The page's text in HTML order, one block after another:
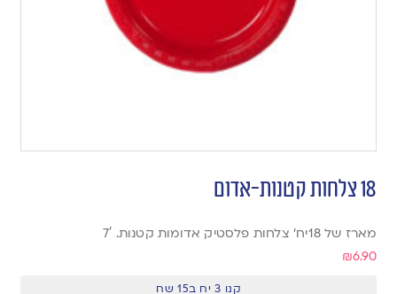
18 צלחות קטנות-אדום
מארז של 18יח’ צלחות פלסטיק אדומות קטנות. 7′
₪6.90
קנו 3 יח ב15 שח